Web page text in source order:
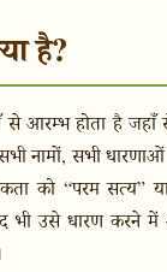
है?
से आरम्भ होता है
नामों, सभी
को “परम सत्य”
भी उसे धारण करने में